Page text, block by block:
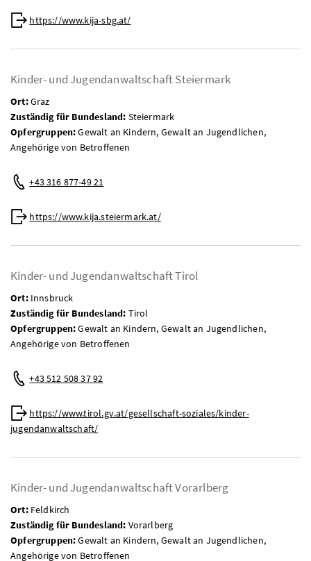
Web:
https://www.kija-sbg.at/
Kinder- und Jugendanwaltschaft Steiermark
Ort:Graz
Zuständig für Bundesland: Steiermark
Opfergruppen:Gewalt an Kindern, Gewalt an Jugendlichen,
Angehörige von Betroffenen
Telefon:
+43 316 877-49 21
Web:
https://www.kija.steiermark.at/
Kinder- und Jugendanwaltschaft Tirol
Ort:Innsbruck
Zuständig für Bundesland: Tirol
Opfergruppen:Gewalt an Kindern, Gewalt an Jugendlichen,
Angehörige von Betroffenen
Telefon:
+43 512 508 37 92
Web:
https://www.tirol.gv.at/gesellschaft-soziales/kinder-
jugendanwaltschaft/
Kinder- und Jugendanwaltschaft Vorarlberg
Ort:Feldkirch
Zuständig für Bundesland: Vorarlberg
Opfergruppen:Gewalt an Kindern, Gewalt an Jugendlichen,
Angehörige von Betroffenen